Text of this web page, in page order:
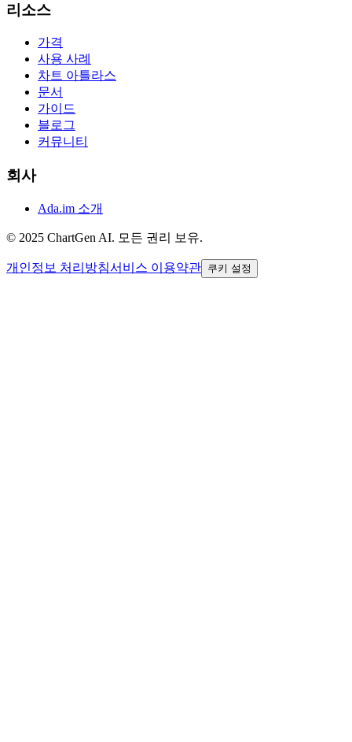
리소스
가격
사용 사례
차트 아틀라스
문서
가이드
블로그
커뮤니티
회사
Ada.im 소개
© 2025 ChartGen AI. 모든 권리 보유.
개인정보 처리방침서비스 이용약관 쿠키 설정